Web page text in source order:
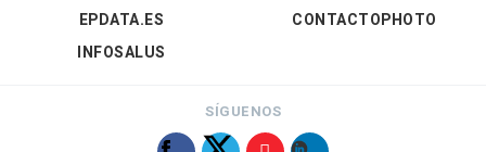
EPDATA.ES
INFOSALUS
CONTACTOPHOTO
SÍGUENOS